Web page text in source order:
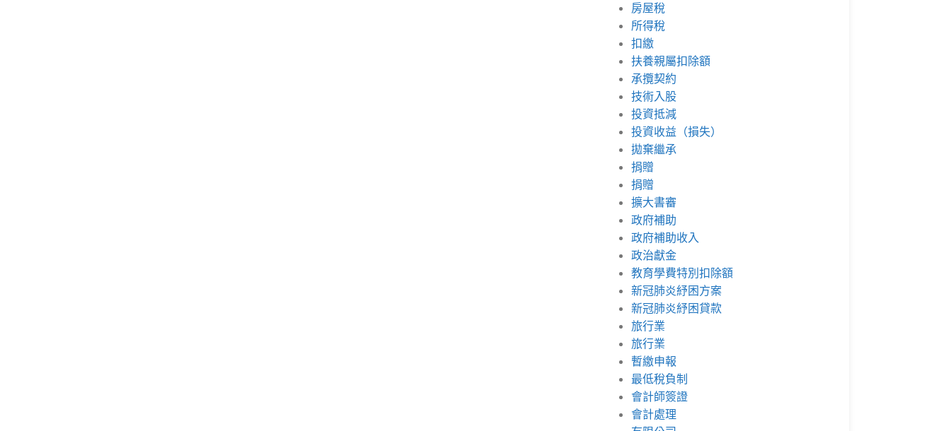
房屋稅
所得稅
扣繳
扶養親屬扣除額
承攬契約
技術入股
投資抵減
投資收益（損失）
拋棄繼承
捐贈
捐贈
擴大書審
政府補助
政府補助收入
政治獻金
教育學費特別扣除額
新冠肺炎紓困方案
新冠肺炎紓困貸款
旅行業
旅行業
暫繳申報
最低稅負制
會計師簽證
會計處理